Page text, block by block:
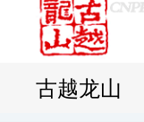
古越龙山